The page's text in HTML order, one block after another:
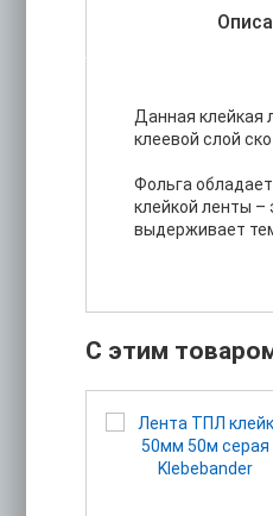
Данная клейкая
клеевой слой
Фольга
клейкой ленты –
выдерживает
С этим